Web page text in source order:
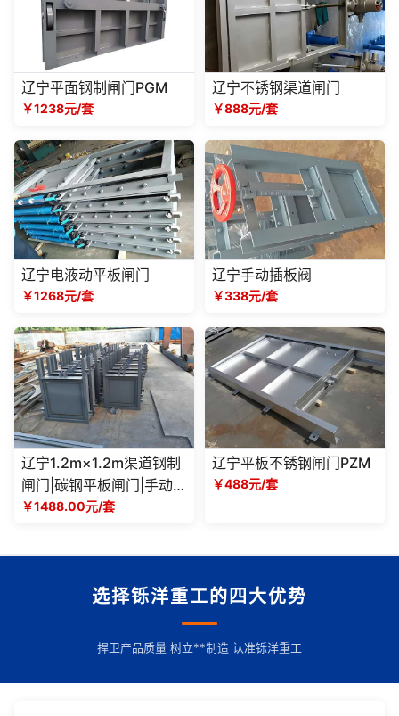
辽宁平面钢制闸门PGM
￥1238元/套
辽宁不锈钢渠道闸门
￥888元/套
辽宁电液动平板闸门
￥1268元/套
辽宁手动插板阀
￥338元/套
辽宁1.2m×1.2m渠道钢制
闸门|碳钢平板闸门|手动动
螺杆启闭机|农田灌溉排水
￥1488.00元/套
辽宁平板不锈钢闸门PZM
￥488元/套
选择铄洋重工的四大优势
捍卫产品质量 树立**制造 认准铄洋重工